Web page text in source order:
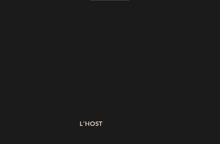
L'HOST